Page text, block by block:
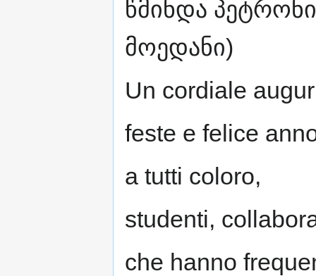
წმინდა
მოედანი)
Un cordiale
feste e felice
a tutti coloro,
studenti,
che hanno